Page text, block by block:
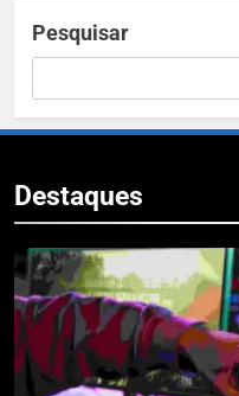
Pesquisar
Destaques